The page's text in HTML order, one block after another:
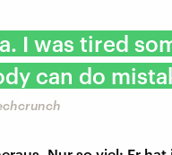
I was tired
can do